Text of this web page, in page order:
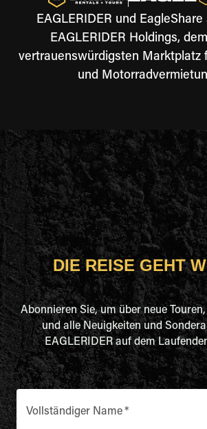
EAGLERIDER und EagleShare
EAGLERIDER Holdings,
vertrauenswürdigsten Marktplatz
und
DIE REISE GEHT
Abonnieren Sie, um über neue
und alle Neuigkeiten und
EAGLERIDER auf dem
Vollständiger Name*